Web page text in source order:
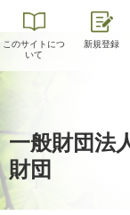
このサイトにつ
いて
新規登録
一般財団法
財団